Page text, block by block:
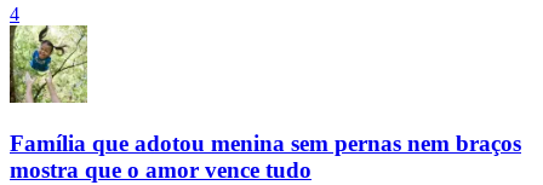
4
Família que adotou menina sem pernas nem braços
mostra que o amor vence tudo